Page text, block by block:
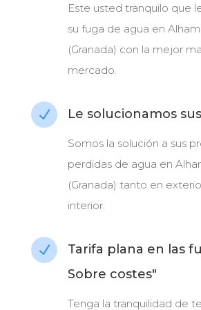
Este usted tranquilo que
su fuga de agua en
(Granada) con la mejor
mercado.
N Le solucionamos
Somos la solución a sus
perdidas de agua en
(Granada) tanto en
interior.
N
Tarifa plana en las
Sobre costes"
Tenga la tranquilidad de